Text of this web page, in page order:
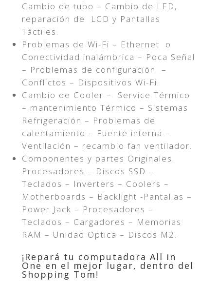
Cambio de tubo – Cambio de LED,
reparación de LCD y Pantallas
Táctiles.
Problemas de Wi-Fi – Ethernet o
Conectividad inalámbrica – Poca Señal
– Problemas de configuración –
Conflictos – Dispositivos Wi-Fi.
Cambio de Cooler – Service Térmico
– mantenimiento Térmico – Sistemas
Refrigeración – Problemas de
calentamiento – Fuente interna –
Ventilación – recambio fan ventilador.
Componentes y partes Originales.
Procesadores – Discos SSD –
Teclados – Inverters – Coolers –
Motherboards – Backlight -Pantallas –
Power Jack – Procesadores –
Teclados – Cargadores – Memorias
RAM – Unidad Optica – Discos M2.
¡Repará tu computadora All in
One en el mejor lugar, dentro del
Shopping Tom!